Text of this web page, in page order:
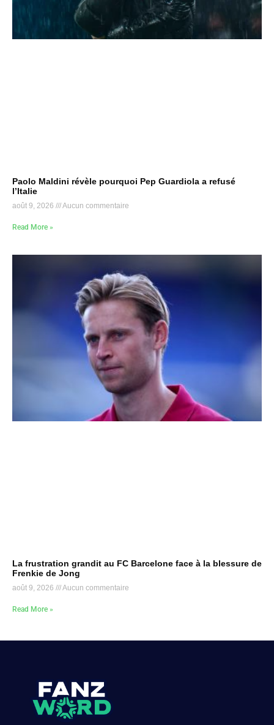
Paolo Maldini révèle pourquoi Pep Guardiola a refusé
l’Italie
août 9, 2026 Aucun commentaire
Read More »
La frustration grandit au FC Barcelone face à la blessure de
Frenkie de Jong
août 9, 2026 Aucun commentaire
Read More »